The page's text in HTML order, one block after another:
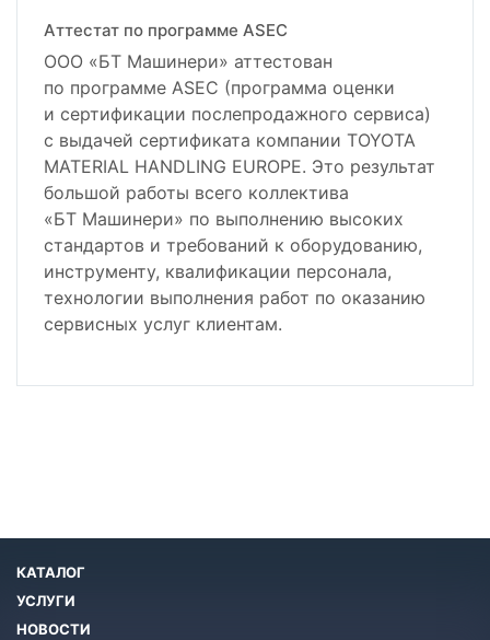
Аттестат по программе ASEC
ООО «БТ Машинери» аттестован
по программе ASEC (программа оценки
и сертификации послепродажного сервиса)
с выдачей сертификата компании TOYOTA
MATERIAL HANDLING EUROPE. Это результат
большой работы всего коллектива
«БТ Машинери» по выполнению высоких
стандартов и требований к оборудованию,
инструменту, квалификации персонала,
технологии выполнения работ по оказанию
сервисных услуг клиентам.
КАТАЛОГ
УСЛУГИ
НОВОСТИ